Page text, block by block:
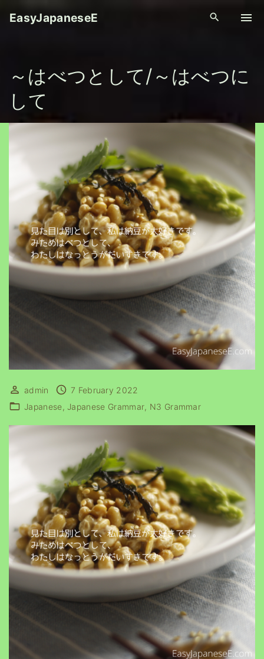
EasyJapaneseE
～はべつとして/～はべつに
して
admin
7 February 2022
Japanese Japanese Grammar N3 Grammar